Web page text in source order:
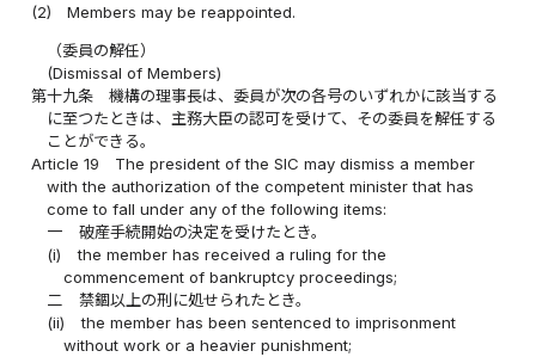
(2) Members may be reappointed.
（委員の解任）
(Dismissal of Members)
第十九条
機構の理事長は、委員が次の各号のいずれかに該当する
に至つたときは、主務大臣の認可を受けて、その委員を解任する
ことができる。
Article 19
The president of the SIC may dismiss a member
with the authorization of the competent minister that has
come to fall under any of the following items:
一
破産手続開始の決定を受けたとき。
(i)
the member has received a ruling for the
commencement of bankruptcy proceedings;
二
禁錮以上の刑に処せられたとき。
(ii)
the member has been sentenced to imprisonment
without work or a heavier punishment;